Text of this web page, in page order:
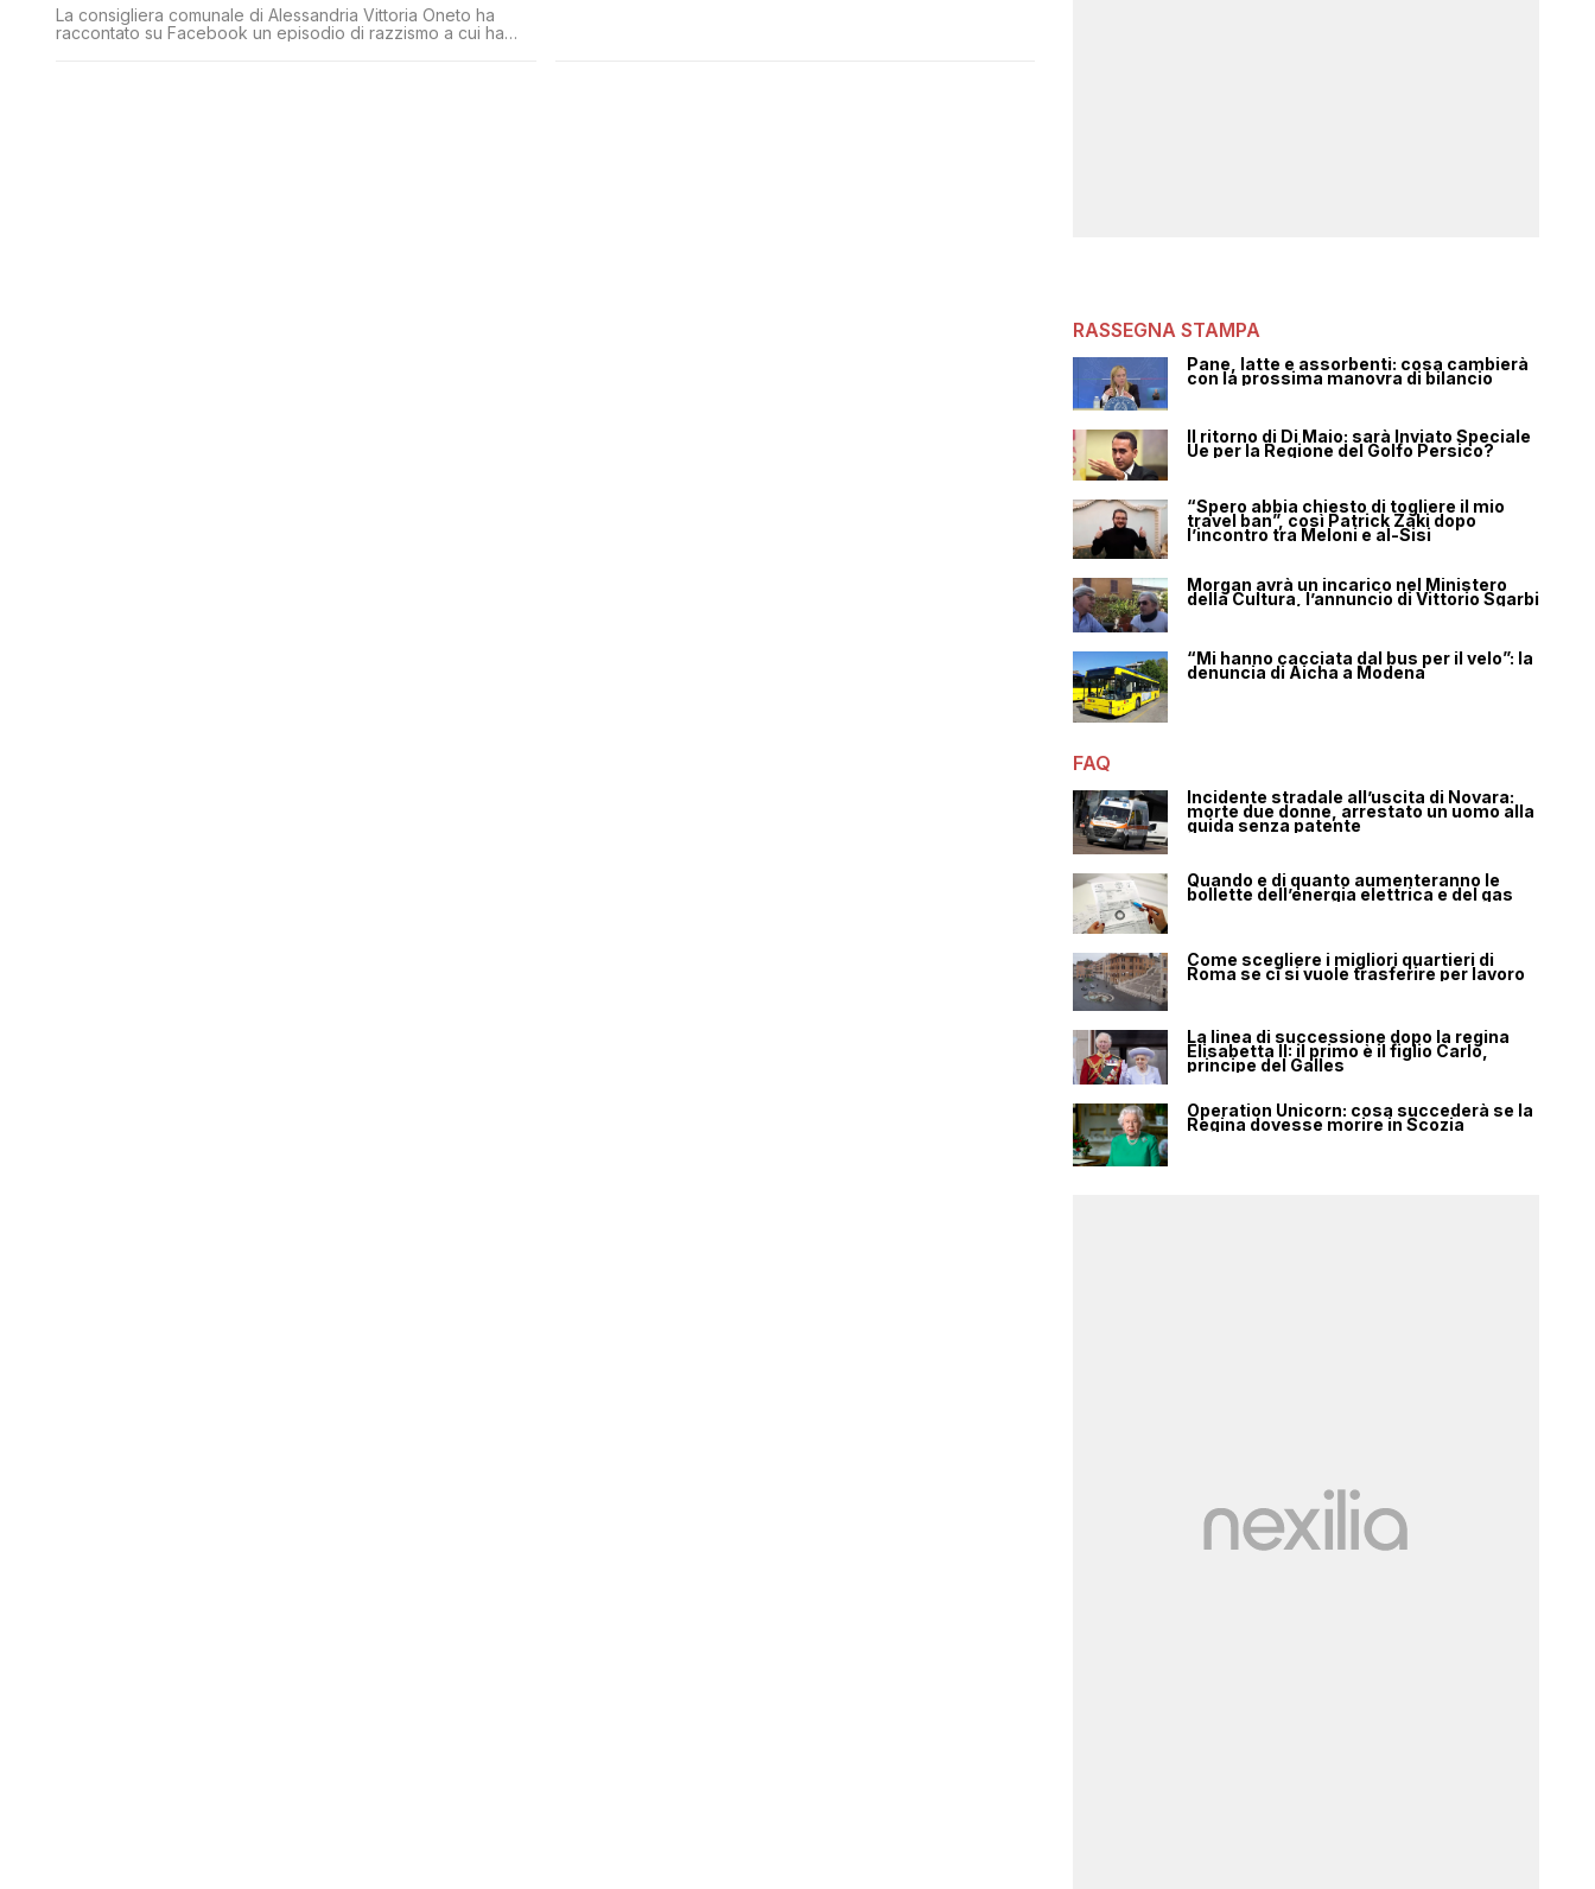
La consigliera comunale di Alessandria Vittoria Oneto ha
raccontato su Facebook un episodio di razzismo a cui ha
RASSEGNA STAMPA
Pane, latte e assorbenti: cosa cambierà
con la prossima manovra di bilancio
Il ritorno di Di Maio: sarà Inviato Speciale
Ue per la Regione del Golfo Persico?
“Spero abbia chiesto di togliere il mio
travel ban”, così Patrick Zaki dopo
l’incontro tra Meloni e al-Sisi
Morgan avrà un incarico nel Ministero
della Cultura, l’annuncio di Vittorio Sgarbi
“Mi hanno cacciata dal bus per il velo”: la
denuncia di Aicha a Modena
FAQ
Incidente stradale all’uscita di Novara:
morte due donne, arrestato un uomo alla
guida senza patente
Quando e di quanto aumenteranno le
bollette dell’energia elettrica e del gas
Come scegliere i migliori quartieri di
Roma se ci si vuole trasferire per lavoro
La linea di successione dopo la regina
Elisabetta II: il primo è il figlio Carlo,
principe del Galles
Operation Unicorn: cosa succederà se la
Regina dovesse morire in Scozia